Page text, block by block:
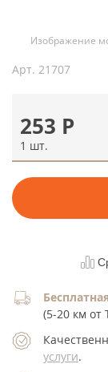
Изображение
Арт. 21707
253 Р
1 шт.
(5-20 км от
услуги.